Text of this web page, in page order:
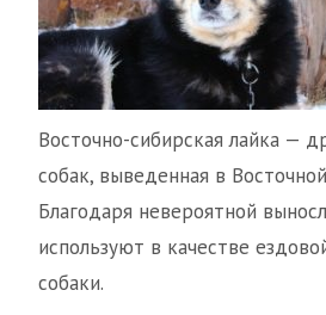
Восточно-сибирская лайка —
собак, выведенная в
Благодаря невероятной
используют в качестве
собаки.